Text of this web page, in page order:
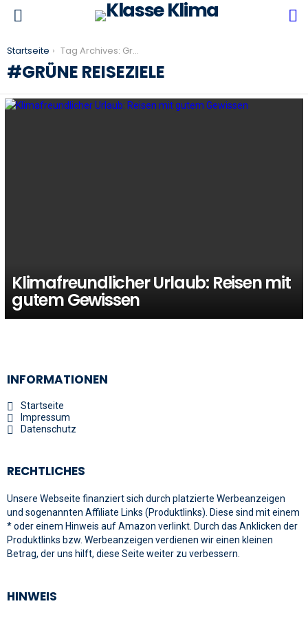
You are here:
Startseite Tag Archives: Grüne Reiseziele
GRÜNE REISEZIELE
Klimafreundlicher Urlaub: Reisen mit
gutem Gewissen
INFORMATIONEN
Startseite
Impressum
Datenschutz
RECHTLICHES
Unsere Webseite finanziert sich durch platzierte Werbeanzeigen
und sogenannten Affiliate Links (Produktlinks). Diese sind mit einem
* oder einem Hinweis auf Amazon verlinkt. Durch das Anklicken der
Produktlinks bzw. Werbeanzeigen verdienen wir einen kleinen
Betrag, der uns hilft, diese Seite weiter zu verbessern.
HINWEIS